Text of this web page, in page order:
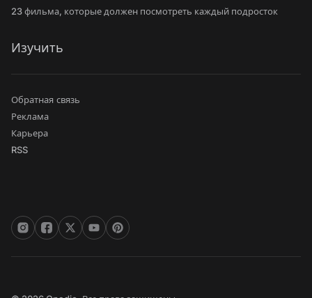
23 фильма, которые должен посмотреть каждый подросток
Изучить
Обратная связь
Реклама
Карьера
RSS